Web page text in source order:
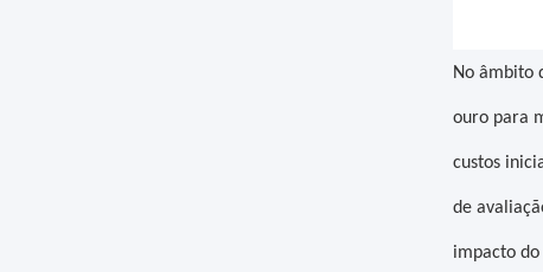
No âmbito
ouro para
custos
de
impacto